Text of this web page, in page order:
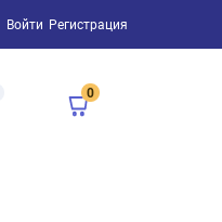
Войти Регистрация
0